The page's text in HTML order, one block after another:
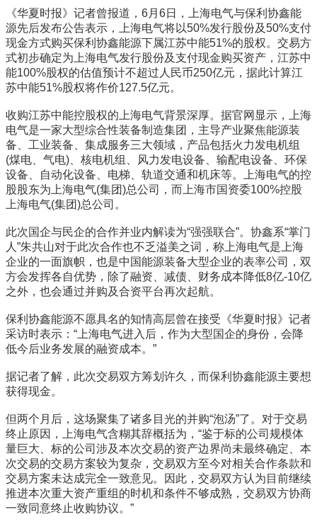
《华夏时报》记者曾报道，6月6日，上海电气与保利协鑫能
源先后发布公告表示，上海电气将以50%发行股份及50%支付
现金方式购买保利协鑫能源下属江苏中能51%的股权。交易方
式初步确定为上海电气发行股份及支付现金购买资产，江苏中
能100%股权的估值预计不超过人民币250亿元，据此计算江
苏中能51%股权将作价127.5亿元。
收购江苏中能控股权的上海电气背景深厚。据官网显示，上海
电气是一家大型综合性装备制造集团，主导产业聚焦能源装
备、工业装备、集成服务三大领域，产品包括火力发电机组
(煤电、气电)、核电机组、风力发电设备、输配电设备、环保
设备、自动化设备、电梯、轨道交通和机床等。上海电气的控
股股东为上海电气(集团)总公司，而上海市国资委100%控股
上海电气(集团)总公司。
此次国企与民企的合作并业内解读为“强强联合”。协鑫系“掌门
人”朱共山对于此次合作也不乏溢美之词，称上海电气是上海
企业的一面旗帜，也是中国能源装备大型企业的表率公司，双
方会发挥各自优势，除了融资、减债、财务成本降低8亿-10亿
之外，也会通过并购及合资平台再次起航。
保利协鑫能源不愿具名的知情高层曾在接受《华夏时报》记者
采访时表示：“上海电气进入后，作为大型国企的身份，会降
低今后业务发展的融资成本。”
据记者了解，此次交易双方筹划许久，而保利协鑫能源主要想
获得现金。
但两个月后，这场聚集了诸多目光的并购“泡汤”了。对于交易
终止原因，上海电气含糊其辞概括为，“鉴于标的公司规模体
量巨大、标的公司涉及本次交易的资产边界尚未最终确定、本
次交易的交易方案较为复杂，交易双方至今对相关合作条款和
交易方案未达成完全一致意见。因此，交易双方认为目前继续
推进本次重大资产重组的时机和条件不够成熟，交易双方协商
一致同意终止收购协议。”